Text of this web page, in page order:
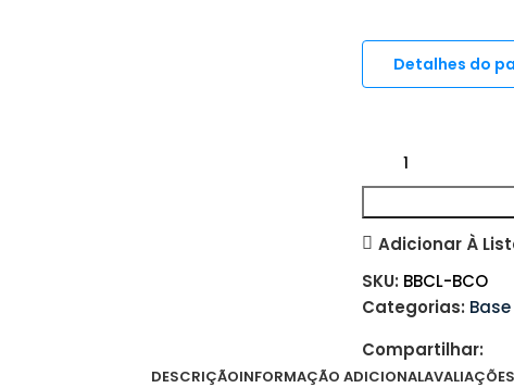
Detalhes do
Adicionar À
SKU: BBCL-BCO
Categorias: Base
Compartilhar:
DESCRIÇÃOINFORMAÇÃO ADICIONAL